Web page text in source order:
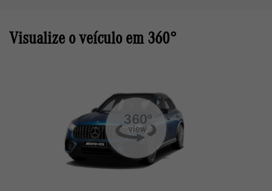
Visualize o veículo em 360°